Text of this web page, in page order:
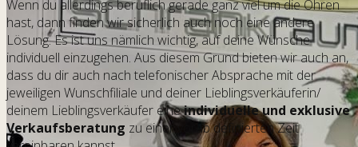
Wenn du allerdings beruflich gerade ganz viel um die Ohren
hast, dann finden wir sicherlich auch noch eine andere
Lösung. Es ist uns nämlich wichtig, auf deine Wünsche
individuell einzugehen. Aus diesem Grund bieten wir auch an,
dass du dir auch nach telefonischer Absprache mit der
jeweiligen Wunschfiliale und deiner Lieblingsverkäuferin/
deinem Lieblingsverkäufer eineindividuelle und exklusive
Verkaufsberatung zu einer vorab definierten Zeit